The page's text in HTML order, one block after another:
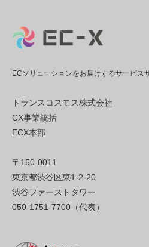
ECソリューションをお届けするサービス
トランスコスモス株式会社
CX事業統括
ECX本部
〒150-0011
東京都渋谷区東1-2-20
渋谷ファーストタワー
050-1751-7700（代表）